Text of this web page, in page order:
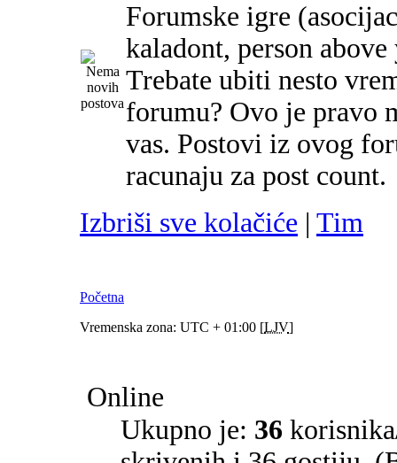
Forumske igre
kaladont, person
Trebate ubiti nesto
forumu? Ovo je pravo
vas. Postovi iz ovog
racunaju za post count.
Izbriši sve kolačiće | Tim
Početna
Vremenska zona: UTC + 01:00 [LJV]
Online
Ukupno je: 36